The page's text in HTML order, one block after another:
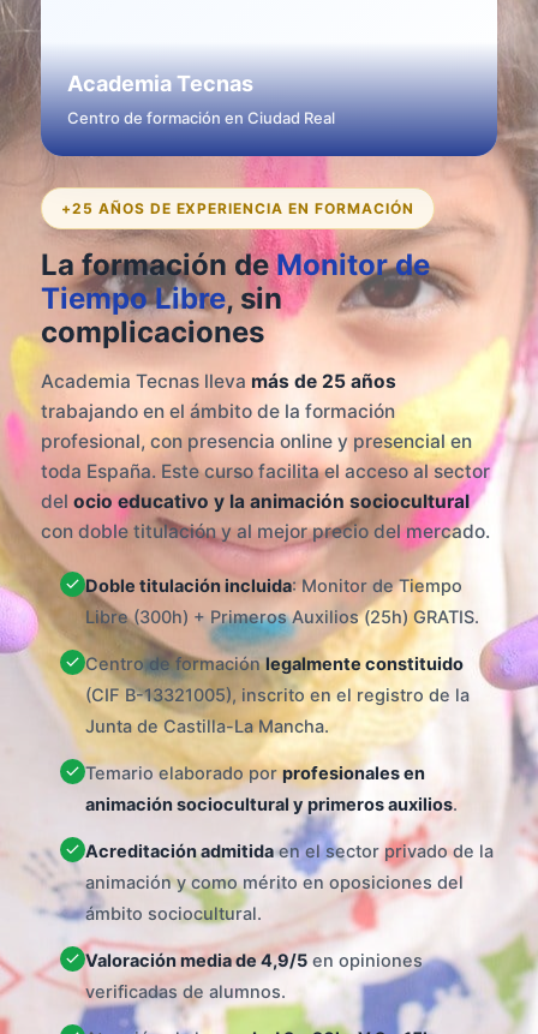
Academia Tecnas
Centro de formación en Ciudad Real
+25 AÑOS DE EXPERIENCIA EN FORMACIÓN
La formación deMonitor de
Tiempo Libre, sin
complicaciones
Academia Tecnas lleva más de 25 años
trabajando en el ámbito de la formación
profesional, con presencia online y presencial en
toda España. Este curso facilita el acceso al sector
del ocio educativo y la animación sociocultural
con doble titulación y al mejor precio del mercado.
Doble titulación incluida: Monitor de Tiempo
Libre (300h) + Primeros Auxilios (25h) GRATIS.
Centro de formaciónlegalmente constituido
(CIF B-13321005), inscrito en el registro de la
Junta de Castilla-La Mancha.
Temario elaborado porprofesionales en
animación sociocultural y primeros auxilios.
Acreditación admitidaen el sector privado de la
animación y como mérito en oposiciones del
ámbito sociocultural.
Valoración media de 4,9/5 en opiniones
verificadas de alumnos.